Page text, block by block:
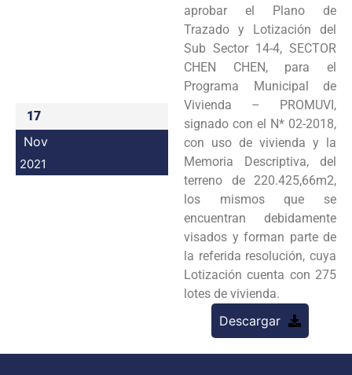
Programas
Intranet
17
Nov
2021
aprobar el Plano de
Trazado y Lotización del
Sub Sector 14-4, SECTOR
CHEN CHEN, para el
Programa Municipal de
Vivienda – PROMUVI,
signado con el N* 02-2018,
con uso de vivienda y la
Memoria Descriptiva, del
terreno de 220.425,66m2,
los mismos que se
encuentran debidamente
visados y forman parte de
la referida resolución, cuya
Lotización cuenta con 275
lotes de vivienda.
Descargar